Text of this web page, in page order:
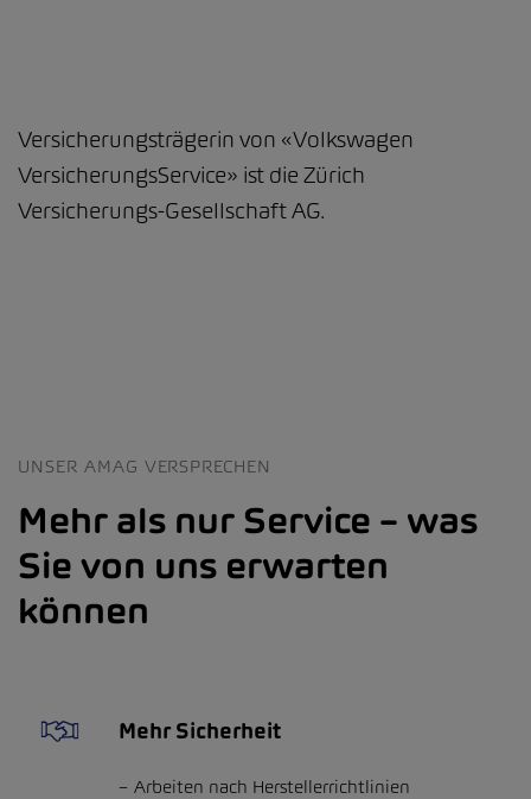
Versicherungsträgerin von «Volkswagen
VersicherungsService» ist die Zürich
Versicherungs-Gesellschaft AG.
UNSER AMAG VERSPRECHEN
Mehr als nur Service – was
Sie von uns erwarten
können
Mehr Sicherheit
Arbeiten nach Herstellerrichtlinien